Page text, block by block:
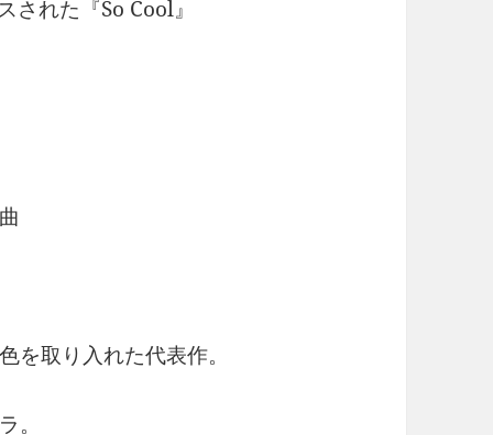
れた『So Cool』
を取り入れた代表作。
。